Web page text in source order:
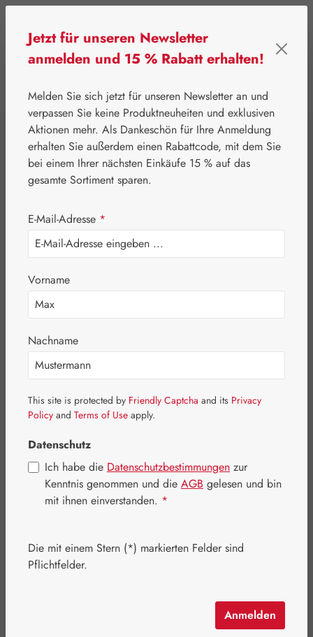
⌂ Aktionen Newsletter-Angebote
Jetlag-Hecht 5 mg
Kapseln
Bildergalerie überspringen
Regulärer Preis:
1.003,80 € (20% gespart)
Inhalt: 0.483 Kilogramm (1.662,61 € / 1 Kilogramm)
Preise inkl. MwSt. zzgl. Versandkosten
Jetzt für unseren Newsletter
anmelden und 15 % Rabatt erhalten!
Melden Sie sich jetzt für unseren Newsletter an und
verpassen Sie keine Produktneuheiten und exklusiven
Aktionen mehr. Als Dankeschön für Ihre Anmeldung
erhalten Sie außerdem einen Rabattcode, mit dem Sie
bei einem Ihrer nächsten Einkäufe 15 % auf das
gesamte Sortiment sparen.
E-Mail-Adresse *
Vorname
Nachname
This site is protected by Friendly Captcha and its Privacy
Policy and Terms of Use apply.
Datenschutz
Ich habe die Datenschutzbestimmungen zur
Kenntnis genommen und die AGB gelesen und bin
mit ihnen einverstanden. *
Die mit einem Stern (*) markierten Felder sind
Pflichtfelder.
Anmelden